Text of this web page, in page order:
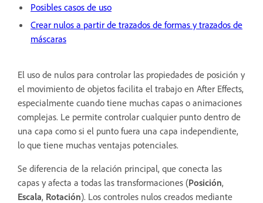
Posibles casos de uso
Crear nulos a partir de trazados de formas y trazados de
máscaras
El uso de nulos para controlar las propiedades de posición y
el movimiento de objetos facilita el trabajo en After Effects,
especialmente cuando tiene muchas capas o animaciones
complejas. Le permite controlar cualquier punto dentro de
una capa como si el punto fuera una capa independiente,
lo que tiene muchas ventajas potenciales.
Se diferencia de la relación principal, que conecta las
capas y afecta a todas las transformaciones (Posición,
Escala, Rotación). Los controles nulos creados mediante